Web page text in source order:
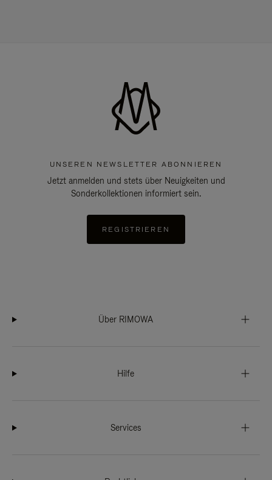
UNSEREN NEWSLETTER ABONNIEREN
Jetzt anmelden und stets über Neuigkeiten und
Sonderkollektionen informiert sein.
REGISTRIEREN
Über RIMOWA
Hilfe
Services